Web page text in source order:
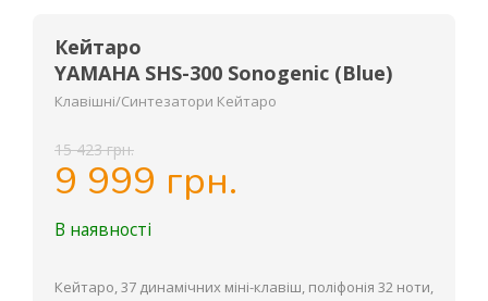
Кейтаро
YAMAHA SHS-300 Sonogenic (Blue)
Клавішні/Синтезатори Кейтаро
15 423 грн.
9 999 грн.
В наявності
Кейтаро, 37 динамічних міні-клавіш, поліфонія 32 ноти,